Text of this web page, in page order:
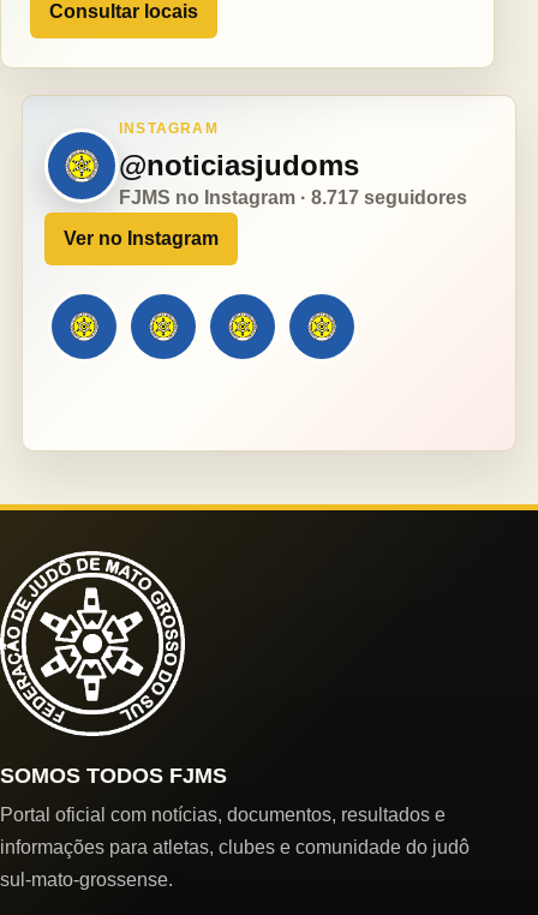
Consultar locais
INSTAGRAM
@noticiasjudoms
FJMS no Instagram · 8.717 seguidores
Ver no Instagram
SOMOS TODOS FJMS
Portal oficial com notícias, documentos, resultados e
informações para atletas, clubes e comunidade do judô
sul-mato-grossense.